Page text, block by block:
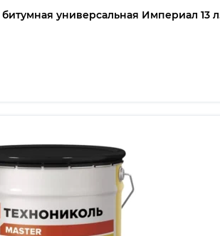
универсальная Империал 13